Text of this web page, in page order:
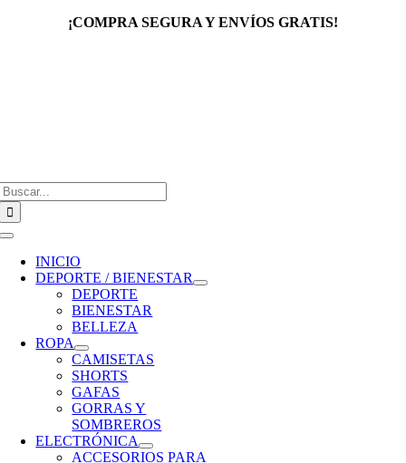
¡COMPRA SEGURA Y ENVÍOS GRATIS!
Toggle
Navigation
INICIO
DEPORTE / BIENESTAR
DEPORTE
BIENESTAR
BELLEZA
ROPA
CAMISETAS
SHORTS
GAFAS
GORRAS Y
SOMBREROS
ELECTRÓNICA
ACCESORIOS PARA